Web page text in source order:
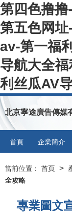
第四色撸
第五色网址
av-第一福
导航大全
利丝瓜AV
北京寧途廣告傳媒
首頁 企業簡介
當前位置： 首頁 >
全攻略
專業圖文